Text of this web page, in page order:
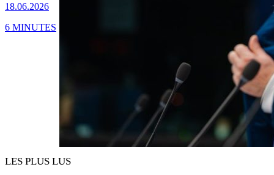
18.06.2026
6 MINUTES
LES PLUS LUS